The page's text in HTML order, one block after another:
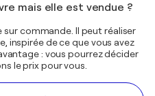
mais elle est vendue ?
sur commande. Il peut réaliser
inspirée de ce que vous avez
: vous pourrez décider
le prix pour vous.